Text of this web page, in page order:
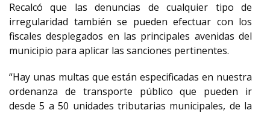
Recalcó que las denuncias de cualquier tipo de
irregularidad también se pueden efectuar con los
fiscales desplegados en las principales avenidas del
municipio para aplicar las sanciones pertinentes.
“Hay unas multas que están especificadas en nuestra
ordenanza de transporte público que pueden ir
desde 5 a 50 unidades tributarias municipales, de la